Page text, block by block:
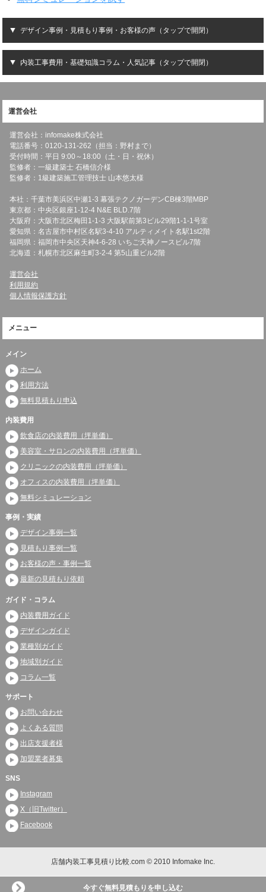
デザイン事例・見積もり事例・お客様の声（タップで開閉）
内装工事費用・基礎知識コラム・人気記事（タップで開閉）
運営会社
運営会社：infomake株式会社
電話番号：0120-131-262（担当：野村まで）
受付時間：平日 9:00～18:00（土・日・祝休）
監修者：一級建築士 石橋信介様
監修者：1級建築施工管理技士 山本悠太様
本社：千葉市美浜区中瀬1-3 幕張テクノガーデンCB棟3階MBP
東京都：中央区銀座1-12-4 N&E BLD.7階
大阪府：大阪市北区梅田1-1-3 大阪駅前第3ビル29階1-1-1号室
愛知県：名古屋市中村区名駅3-4-10 アルティメイト名駅1st2階
福岡県：福岡市中央区天神4-6-28 いちご天神ノースビル7階
北海道：札幌市北区麻生町3-2-4 第5山重ビル2階
運営会社
利用規約
個人情報保護方針
メニュー
メイン
ホーム
利用方法
無料見積もり申込
内装費用
飲食店の内装費用（坪単価）
美容室・サロンの内装費用（坪単価）
クリニックの内装費用（坪単価）
オフィスの内装費用（坪単価）
無料シミュレーション
事例・実績
デザイン事例一覧
見積もり事例一覧
お客様の声・事例一覧
最新の見積もり依頼
ガイド・コラム
内装費用ガイド
デザインガイド
業種別ガイド
地域別ガイド
コラム一覧
サポート
お問い合わせ
よくある質問
出店支援者様
加盟業者募集
SNS
Instagram
X（旧Twitter）
Facebook
店舗内装工事見積り比較.com © 2010 Infomake Inc.
今すぐ無料見積もりを申し込む